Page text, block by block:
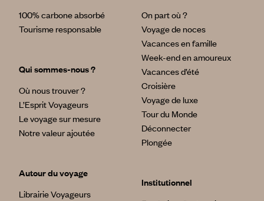
100% carbone absorbé
Tourisme responsable
Qui sommes-nous ?
Où nous trouver ?
L’Esprit Voyageurs
Le voyage sur mesure
Notre valeur ajoutée
Autour du voyage
Librairie Voyageurs
On part où ?
Voyage de noces
Vacances en famille
Week-end en amoureux
Vacances d’été
Croisière
Voyage de luxe
Tour du Monde
Déconnecter
Plongée
Institutionnel